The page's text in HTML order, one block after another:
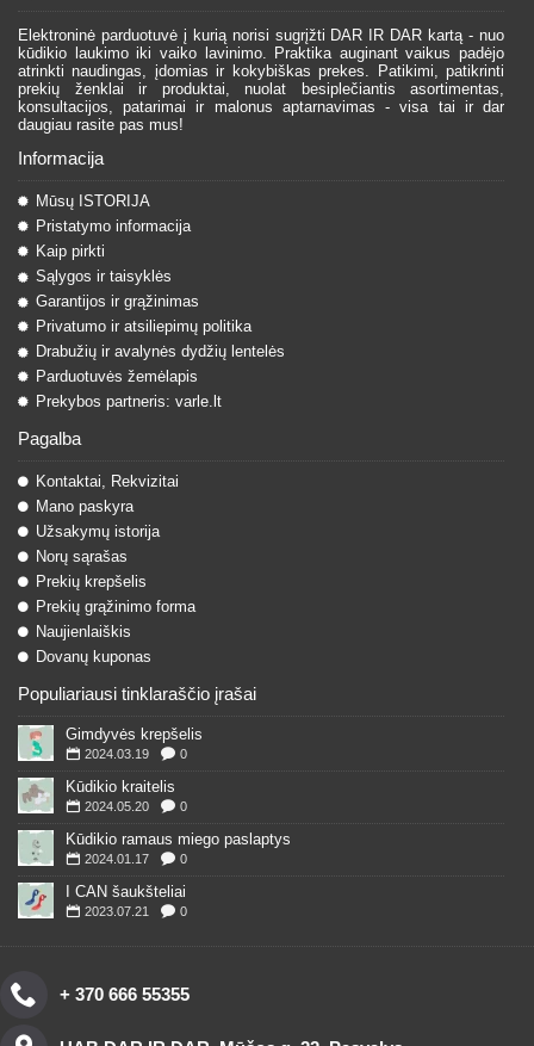
Elektroninė parduotuvė į kurią norisi sugrįžti DAR IR DAR kartą - nuo
kūdikio laukimo iki vaiko lavinimo. Praktika auginant vaikus padėjo
atrinkti naudingas, įdomias ir kokybiškas prekes. Patikimi, patikrinti
prekių ženklai ir produktai, nuolat besiplečiantis asortimentas,
konsultacijos, patarimai ir malonus aptarnavimas - visa tai ir dar
daugiau rasite pas mus!
Informacija
Mūsų ISTORIJA
Pristatymo informacija
Kaip pirkti
Sąlygos ir taisyklės
Garantijos ir grąžinimas
Privatumo ir atsiliepimų politika
Drabužių ir avalynės dydžių lentelės
Parduotuvės žemėlapis
Prekybos partneris: varle.lt
Pagalba
Kontaktai, Rekvizitai
Mano paskyra
Užsakymų istorija
Norų sąrašas
Prekių krepšelis
Prekių grąžinimo forma
Naujienlaiškis
Dovanų kuponas
Populiariausi tinklaraščio įrašai
Gimdyvės krepšelis
2024.03.19 0
Kūdikio kraitelis
2024.05.20 0
Kūdikio ramaus miego paslaptys
2024.01.17 0
I CAN šaukšteliai
2023.07.21 0
+ 370 666 55355